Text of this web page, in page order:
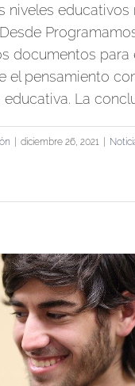
niveles educativos
documentos para
el pensamiento
La
diciembre 26, 2021